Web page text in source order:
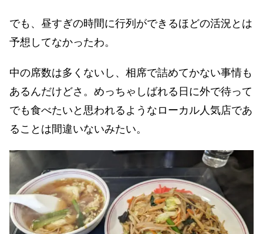
でも、昼すぎの時間に行列ができるほどの活況とは
予想してなかったわ。
中の席数は多くないし、相席で詰めてかない事情も
あるんだけどさ。めっちゃしばれる日に外で待って
でも食べたいと思われるようなローカル人気店であ
ることは間違いないみたい。